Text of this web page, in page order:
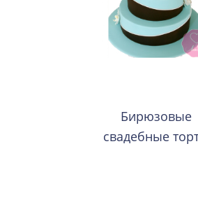
Бирюзовые
свадебные